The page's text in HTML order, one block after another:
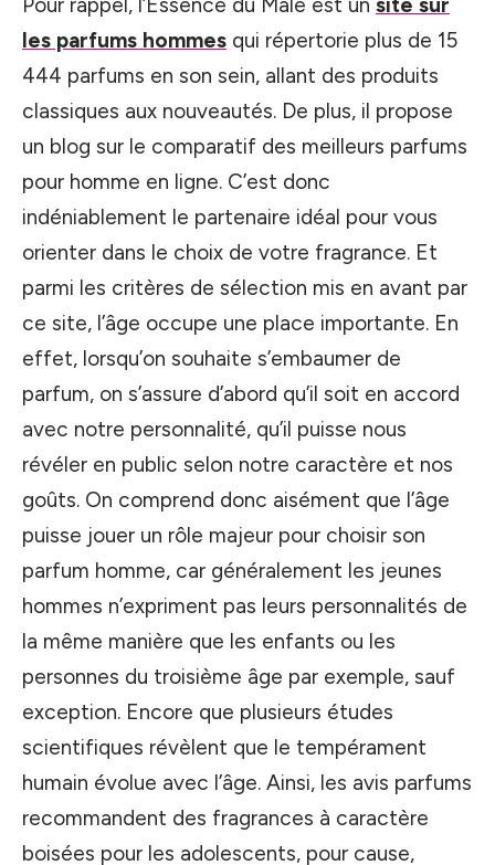
les parfums hommes qui répertorie plus de 15
444 parfums en son sein, allant des produits
classiques aux nouveautés. De plus, il propose
un blog sur le comparatif des meilleurs parfums
pour homme en ligne. C’est donc
indéniablement le partenaire idéal pour vous
orienter dans le choix de votre fragrance. Et
parmi les critères de sélection mis en avant par
ce site, l’âge occupe une place importante. En
effet, lorsqu’on souhaite s’embaumer de
parfum, on s’assure d’abord qu’il soit en accord
avec notre personnalité, qu’il puisse nous
révéler en public selon notre caractère et nos
goûts. On comprend donc aisément que l’âge
puisse jouer un rôle majeur pour choisir son
parfum homme, car généralement les jeunes
hommes n’expriment pas leurs personnalités de
la même manière que les enfants ou les
personnes du troisième âge par exemple, sauf
exception. Encore que plusieurs études
scientifiques révèlent que le tempérament
humain évolue avec l’âge. Ainsi, les avis parfums
recommandent des fragrances à caractère
boisées pour les adolescents, pour cause,